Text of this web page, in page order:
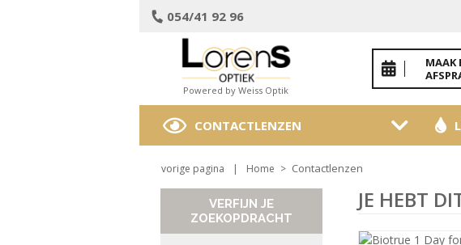
054/41 92 96
Powered by Weiss Optik
MAAK
CONTACTLENZEN
vorige pagina | Home > Contactlenzen
VERFIJN JE
ZOEKOPDRACHT
JE HEBT